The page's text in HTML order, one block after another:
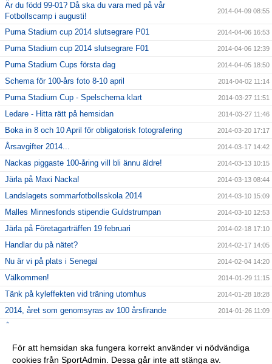
Är du född 99-01? Då ska du vara med på vår
Fotbollscamp i augusti!
2014-04-09 08:55
Puma Stadium cup 2014 slutsegrare P01 2014-04-06 16:53
Puma Stadium cup 2014 slutsegrare F01 2014-04-06 12:39
Puma Stadium Cups första dag 2014-04-05 18:50
Schema för 100-års foto 8-10 april 2014-04-02 11:14
Puma Stadium Cup - Spelschema klart 2014-03-27 11:51
Ledare - Hitta rätt på hemsidan 2014-03-27 11:46
Boka in 8 och 10 April för obligatorisk fotografering 2014-03-20 17:17
Årsavgifter 2014... 2014-03-17 14:42
Nackas piggaste 100-åring vill bli ännu äldre! 2014-03-13 10:15
Järla på Maxi Nacka! 2014-03-13 08:44
Landslagets sommarfotbollsskola 2014 2014-03-10 15:09
Malles Minnesfonds stipendie Guldstrumpan 2014-03-10 12:53
Järla på Företagarträffen 19 februari 2014-02-18 17:10
Handlar du på nätet? 2014-02-17 14:05
Nu är vi på plats i Senegal 2014-02-04 14:20
Välkommen! 2014-01-29 11:15
Tänk på kyleffekten vid träning utomhus 2014-01-28 18:28
2014, året som genomsyras av 100 årsfirande 2014-01-26 11:09
Ny hemsida! - nu kör vi 2014-01-17 14:12
Vilken fantastisk fotbollssäsong 2013-11-11 17:32
För att hemsidan ska fungera korrekt använder vi nödvändiga
cookies från SportAdmin. Dessa går inte att stänga av.